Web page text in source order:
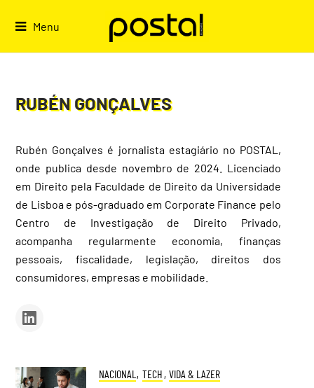
Menu
RUBÉN GONÇALVES
Rubén Gonçalves é jornalista estagiário no POSTAL,
onde publica desde novembro de 2024. Licenciado
em Direito pela Faculdade de Direito da Universidade
de Lisboa e pós-graduado em Corporate Finance pelo
Centro de Investigação de Direito Privado,
acompanha regularmente economia, finanças
pessoais, fiscalidade, legislação, direitos dos
consumidores, empresas e mobilidade.
NACIONAL , TECH , VIDA & LAZER